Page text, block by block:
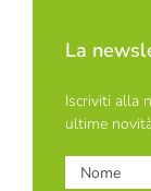
La
Iscriviti alla
ultime